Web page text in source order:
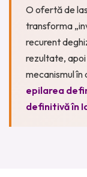
O ofertă de
transforma
recurent
rezultate,
mecanismul
epilarea
definitivă în